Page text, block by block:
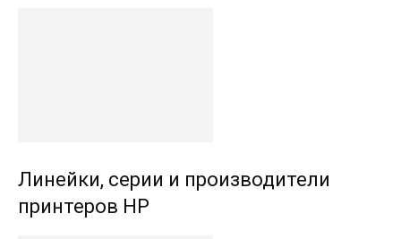
Линейки, серии и производители
принтеров HP